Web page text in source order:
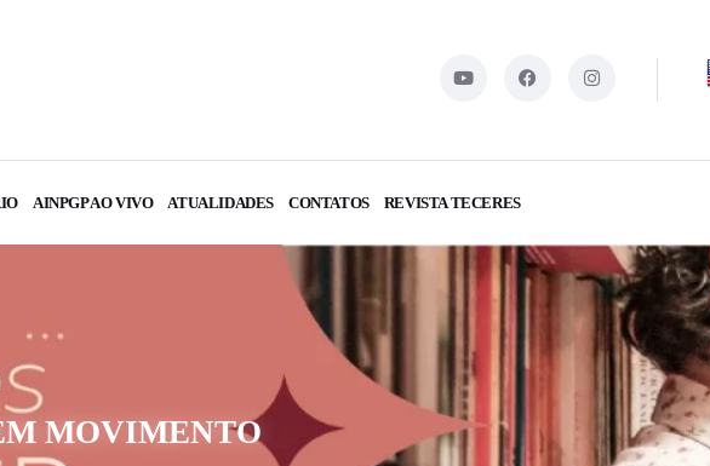
AINPGP AO VIVO ATUALIDADES CONTATOS REVISTA TECERES
MOVIMENTO